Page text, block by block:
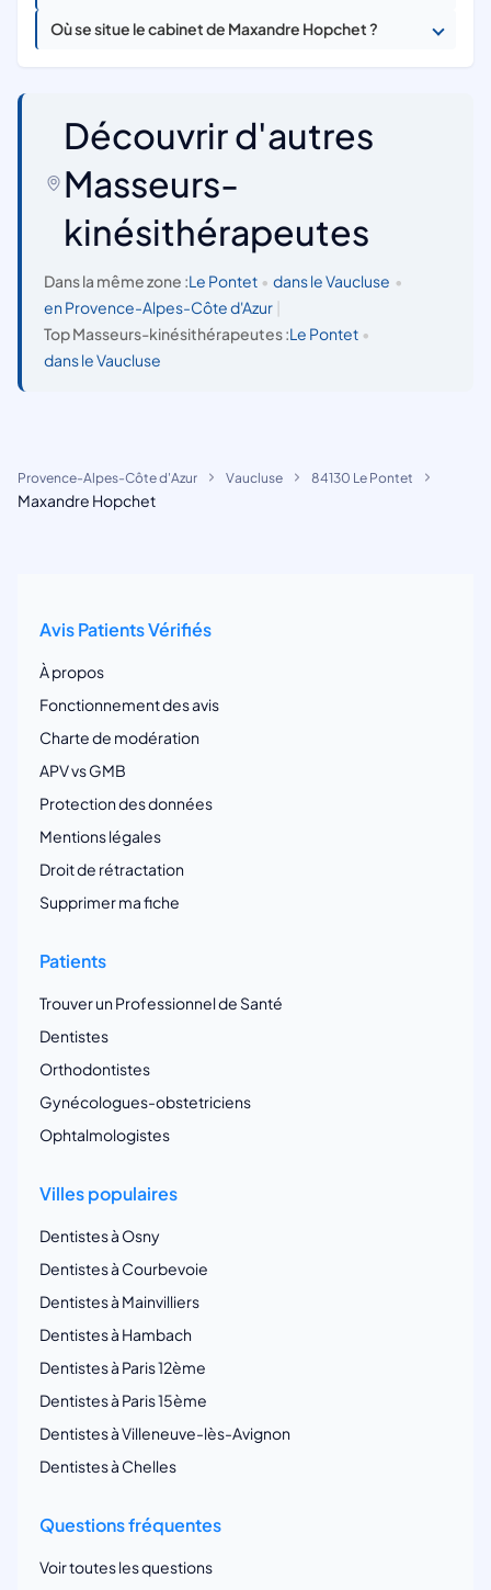
Où se situe le cabinet de Maxandre Hopchet ?
Découvrir d'autres
Masseurs-
kinésithérapeutes
Dans la même zone :Le Pontet • dans le Vaucluse •
en Provence-Alpes-Côte d'Azur
Top Masseurs-kinésithérapeutes :Le Pontet •
dans le Vaucluse
Provence-Alpes-Côte d'Azur Vaucluse 84130 Le Pontet
Maxandre Hopchet
Avis Patients Vérifiés
À propos
Fonctionnement des avis
Charte de modération
APV vs GMB
Protection des données
Mentions légales
Droit de rétractation
Supprimer ma fiche
Patients
Trouver un Professionnel de Santé
Dentistes
Orthodontistes
Gynécologues-obstetriciens
Ophtalmologistes
Villes populaires
Dentistes à Osny
Dentistes à Courbevoie
Dentistes à Mainvilliers
Dentistes à Hambach
Dentistes à Paris 12ème
Dentistes à Paris 15ème
Dentistes à Villeneuve-lès-Avignon
Dentistes à Chelles
Questions fréquentes
Voir toutes les questions